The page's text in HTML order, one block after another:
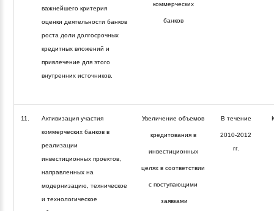
важнейшего критерия
оценки деятельности банков
роста доли долгосрочных
кредитных вложений и
привлечение для этого
внутренних источников.
коммерческих
банков
11.
Активизация участия
коммерческих банков в
реализации
инвестиционных проектов,
направленных на
модернизацию, техническое
и технологическое
Увеличение объемов
кредитования в
инвестиционных
целях в соответствии
с поступающими
заявками
В течение
2010-2012
гг.